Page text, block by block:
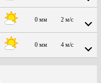
0 мм 2 м/с
0 мм 4 м/с